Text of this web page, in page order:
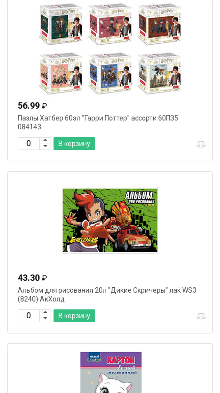
56.99 ₽
Пазлы Хатбер 60эл "Гарри Поттер" ассорти 60ПЗ5
084143
В корзину
43.30 ₽
Альбом для рисования 20л "Дикие Скричеры" лак WS3
(8240) АкХолд
В корзину